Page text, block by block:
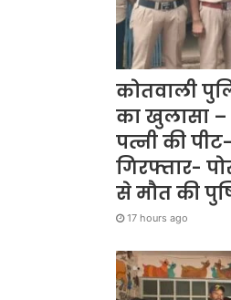
कोतवाली
का खुलासा –
पत्नी की
गिरफ्तार-
से मौत की
17 hours ago